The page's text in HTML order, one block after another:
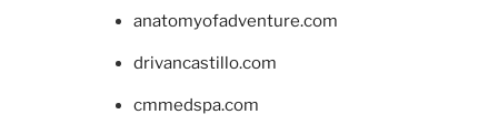
anatomyofadventure.com
drivancastillo.com
cmmedspa.com